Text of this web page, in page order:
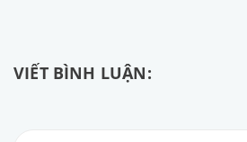
VIẾT BÌNH LUẬN: